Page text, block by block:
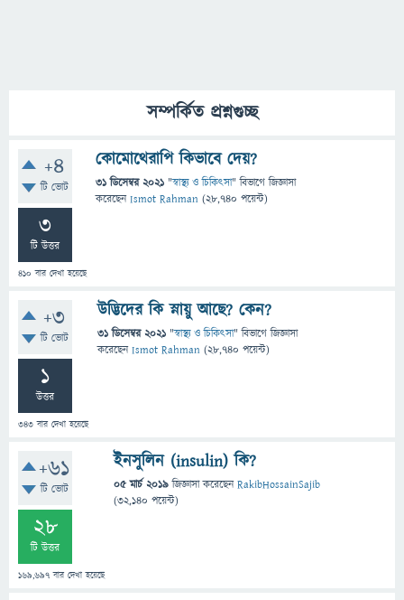
সম্পর্কিত প্রশ্নগুচ্ছ
+4
টি ভোট
3
টি উত্তর
410 বার দেখা হয়েছে
কোমোথেরাপি কিভাবে দেয়?
31 ডিসেম্বর 2021 "স্বাস্থ্য ও চিকিৎসা" বিভাগে জিজ্ঞাসা
করেছেনIsmot Rahman (28,740 পয়েন্ট)
+3
টি ভোট
1
উত্তর
343 বার দেখা হয়েছে
উদ্ভিদের কি স্নায়ু আছে? কেন?
31 ডিসেম্বর 2021 "স্বাস্থ্য ও চিকিৎসা" বিভাগে জিজ্ঞাসা
করেছেনIsmot Rahman (28,740 পয়েন্ট)
+61
টি ভোট
28
টি উত্তর
169,697 বার দেখা হয়েছে
ইনসুলিন (insulin) কি?
05 মার্চ 2019 জিজ্ঞাসাকরেছেনRakibHossainSajib
(32,140 পয়েন্ট)